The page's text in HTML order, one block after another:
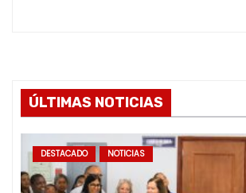
ÚLTIMAS NOTICIAS
DESTACADO NOTICIAS